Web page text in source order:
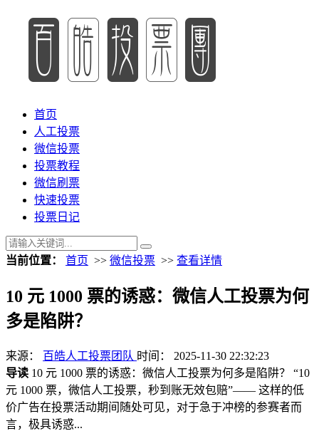
首页
人工投票
微信投票
投票教程
微信刷票
快速投票
投票日记
当前位置： 首页 >> 微信投票 >> 查看详情
10 元 1000 票的诱惑：微信人工投票为何
多是陷阱？
来源： 百皓人工投票团队 时间： 2025-11-30 22:32:23
导读 10 元 1000 票的诱惑：微信人工投票为何多是陷阱？ “10
元 1000 票，微信人工投票，秒到账无效包赔”—— 这样的低
价广告在投票活动期间随处可见，对于急于冲榜的参赛者而
言，极具诱惑...